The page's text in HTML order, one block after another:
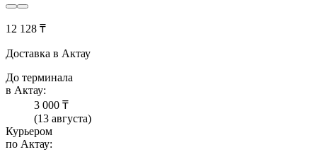
12 128 ₸
Доставка в Актау
До терминала
в Актау:
3 000 ₸
(13 августа)
Курьером
по Актау: